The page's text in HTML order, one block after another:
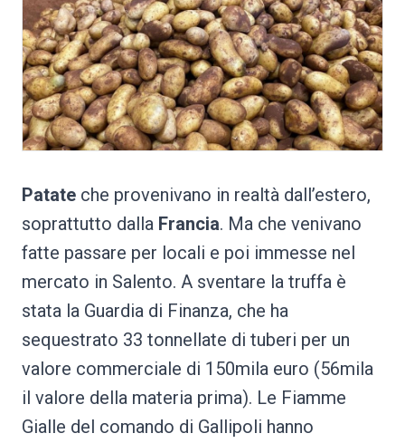
Patate che provenivano in realtà dall’estero,
soprattutto dalla Francia. Ma che venivano
fatte passare per locali e poi immesse nel
mercato in Salento. A sventare la truffa è
stata la Guardia di Finanza, che ha
sequestrato 33 tonnellate di tuberi per un
valore commerciale di 150mila euro (56mila
il valore della materia prima). Le Fiamme
Gialle del comando di Gallipoli hanno